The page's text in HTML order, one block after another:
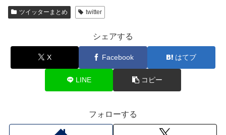
ツイッターまとめ twitter
シェアする
X Facebook はてブ
LINE コピー
フォローする